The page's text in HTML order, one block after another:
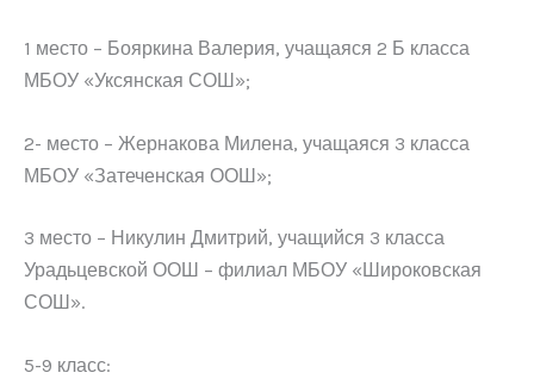
1 место – Бояркина Валерия, учащаяся 2 Б класса
МБОУ «Уксянская СОШ»;
2- место – Жернакова Милена, учащаяся 3 класса
МБОУ «Затеченская ООШ»;
3 место – Никулин Дмитрий, учащийся 3 класса
Урадьцевской ООШ – филиал МБОУ «Широковская
СОШ».
5-9 класс: